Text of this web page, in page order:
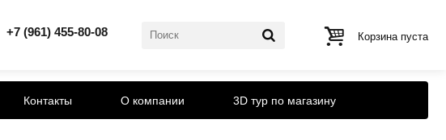
Корзина пуста
+7 (961) 455-80-08
Контакты О компании 3D тур по магазину